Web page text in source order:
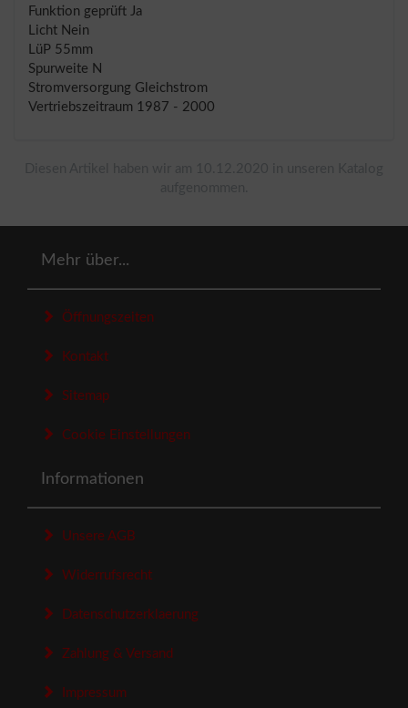
Funktion geprüft Ja
Licht Nein
LüP 55mm
Spurweite N
Stromversorgung Gleichstrom
Vertriebszeitraum 1987 - 2000
Mehr über...
Öffnungszeiten
Kontakt
Sitemap
Cookie Einstellungen
Informationen
Unsere AGB
Widerrufsrecht
Datenschutzerklaerung
Zahlung & Versand
Impressum